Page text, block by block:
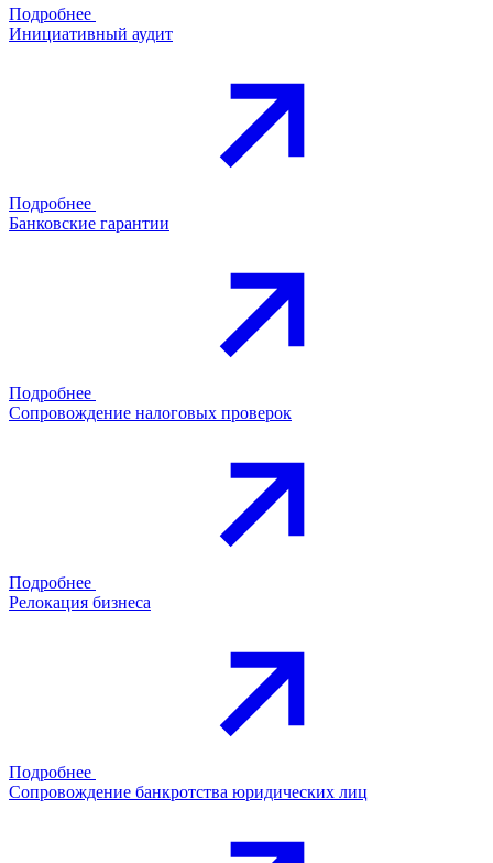
Подробнее
Инициативный аудит
Подробнее
Банковские гарантии
Подробнее
Сопровождение налоговых проверок
Подробнее
Релокация бизнеса
Подробнее
Сопровождение банкротства юридических лиц